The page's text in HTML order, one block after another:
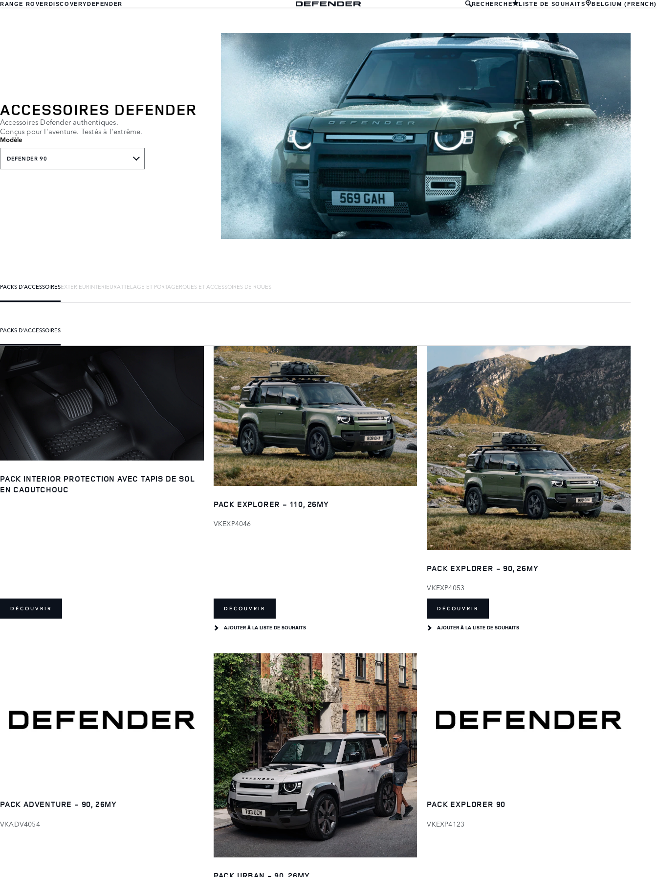
RANGE ROVERDISCOVERYDEFENDER RECHERCHE LISTE DE SOUHAITS BELGIUM (FRENCH)
ACCESSOIRES DEFENDER
Accessoires Defender authentiques.
Conçus pour l'aventure. Testés à l'extrême.
Modèle
DEFENDER 90
PACKS D'ACCESSOIRESEXTÉRIEURINTÉRIEURATTELAGE ET PORTAGEROUES ET ACCESSOIRES DE ROUES
PACKS D'ACCESSOIRES
PACK INTERIOR PROTECTION AVEC TAPIS DE SOL
EN CAOUTCHOUC
DÉCOUVRIR
PACK EXPLORER - 110, 26MY
VKEXP4046
DÉCOUVRIR
AJOUTER Â LA LISTE DE SOUHAITS
PACK EXPLORER - 90, 26MY
VKEXP4053
DÉCOUVRIR
AJOUTER Â LA LISTE DE SOUHAITS
PACK ADVENTURE - 90, 26MY
VKADV4054
PACK EXPLORER 90
VKEXP4123